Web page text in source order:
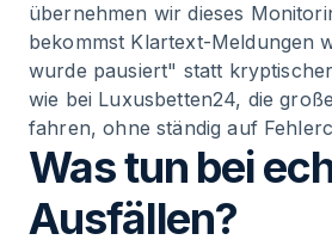
übernehmen wir dieses
bekommst Klartext-Meldungen
wurde pausiert" statt
wie bei Luxusbetten24, die
fahren, ohne ständig auf
Was tun bei
Ausfällen?